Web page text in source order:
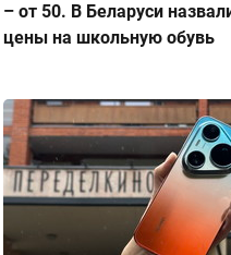
– от 50. В Беларуси
цены на школьную обувь